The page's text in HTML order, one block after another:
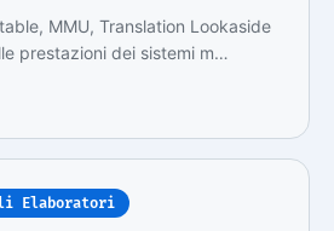
MMU, Translation Lookaside
prestazioni dei sistemi m…
Elaboratori